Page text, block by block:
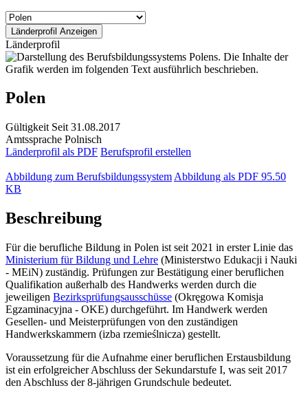
Länderprofil
Polen
Gültigkeit Seit 31.08.2017
Amtssprache Polnisch
Länderprofil als PDF Berufsprofil erstellen
Abbildung zum Berufsbildungssystem Abbildung als PDF 95.50
KB
Beschreibung
Für die berufliche Bildung in Polen ist seit 2021 in erster Linie das
Ministerium für Bildung und Lehre (Ministerstwo Edukacji i Nauki
- MEiN) zuständig. Prüfungen zur Bestätigung einer beruflichen
Qualifikation außerhalb des Handwerks werden durch die
jeweiligen Bezirksprüfungsausschüsse (Okręgowa Komisja
Egzaminacyjna - OKE) durchgeführt. Im Handwerk werden
Gesellen- und Meisterprüfungen von den zuständigen
Handwerkskammern (izba rzemieślnicza) gestellt.
Voraussetzung für die Aufnahme einer beruflichen Erstausbildung
ist ein erfolgreicher Abschluss der Sekundarstufe I, was seit 2017
den Abschluss der 8-jährigen Grundschule bedeutet.